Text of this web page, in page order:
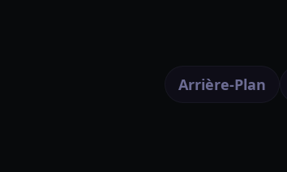
Arrière-Plan